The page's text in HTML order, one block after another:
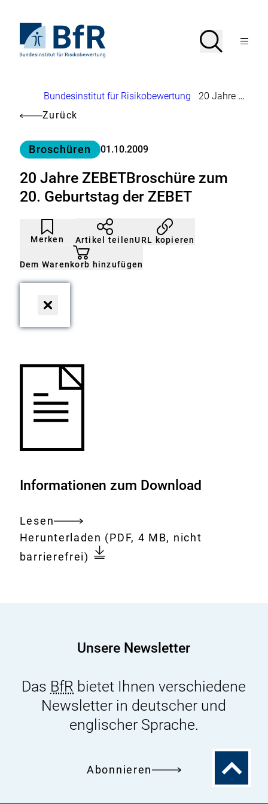
Seiteninhalt
springenStartseite
von
Suche
SucheMenü
Brotkrumennavigation
Bundesinstitut für Risikobewertung
20 Jahre ZEBETBroschüre zum 20. Geburtstag der ZEBET
Zurück
Kategorie
Broschüren 01.10.2009
20 Jahre ZEBETBroschüre zum
20. Geburtstag der ZEBET
Merken
Artikel
nicht
gemerkt
Durch
Klicken
der
Merkliste
hinzufügen.
Artikel teilenURL kopieren
Dem Warenkorb hinzufügen
Dialog
Informationen zum Download
Lesen
Gesamtes
Dokument
Download:
Herunterladen 20
Jahre
ZEBET
(PDF, 4 MB, nicht
barrierefrei)
Unsere Newsletter
Das BfR bietet Ihnen verschiedene
Newsletter in deutscher und
englischer Sprache.
Abonnieren
Zum